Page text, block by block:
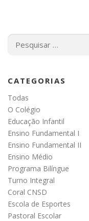
a
o
p
o
r
p
o
s
t
s
Pesquisar
por:
CATEGORIAS
Todas
O Colégio
Educação Infantil
Ensino Fundamental I
Ensino Fundamental II
Ensino Médio
Programa Bilíngue
Turno Integral
Coral CNSD
Escola de Esportes
Pastoral Escolar